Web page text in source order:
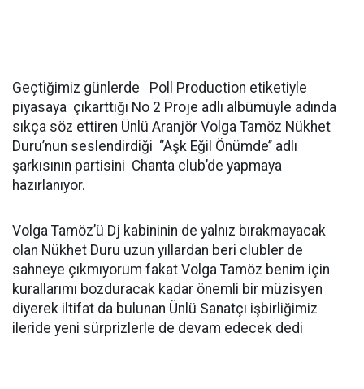
Geçtiğimiz günlerde Poll Production etiketiyle
piyasaya çıkarttığı No 2 Proje adlı albümüyle adında
sıkça söz ettiren Ünlü Aranjör Volga Tamöz Nükhet
Duru’nun seslendirdiği ‘’Aşk Eğil Önümde’’ adlı
şarkısının partisini Chanta club’de yapmaya
hazırlanıyor.
Volga Tamöz’ü Dj kabininin de yalnız bırakmayacak
olan Nükhet Duru uzun yıllardan beri clubler de
sahneye çıkmıyorum fakat Volga Tamöz benim için
kurallarımı bozduracak kadar önemli bir müzisyen
diyerek iltifat da bulunan Ünlü Sanatçı işbirliğimiz
ileride yeni sürprizlerle de devam edecek dedi